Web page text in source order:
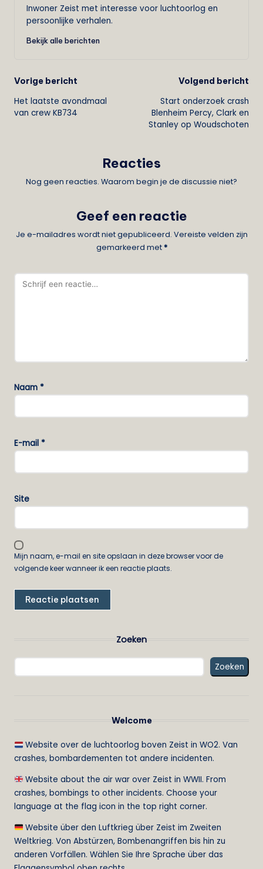
Inwoner Zeist met interesse voor luchtoorlog en
persoonlijke verhalen.
Bekijk alle berichten
Bericht
navigatie
Vorige bericht
Het laatste avondmaal
van crew KB734
Volgend bericht
Start onderzoek crash
Blenheim Percy, Clark en
Stanley op Woudschoten
Reacties
Nog geen reacties. Waarom begin je de discussie niet?
Geef een reactie
Je e-mailadres wordt niet gepubliceerd. Vereiste velden zijn
gemarkeerd met*
Naam *
E-mail *
Site
Mijn naam, e-mail en site opslaan in deze browser voor de
volgende keer wanneer ik een reactie plaats.
Zoeken
Zoeken
Welcome
Website over de luchtoorlog boven Zeist in WO2. Van
crashes, bombardementen tot andere incidenten.
Website about the air war over Zeist in WWII. From
crashes, bombings to other incidents. Choose your
language at the flag icon in the top right corner.
Website über den Luftkrieg über Zeist im Zweiten
Weltkrieg. Von Abstürzen, Bombenangriffen bis hin zu
anderen Vorfällen. Wählen Sie Ihre Sprache über das